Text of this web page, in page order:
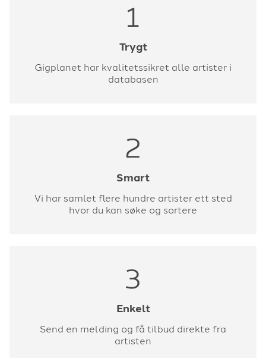
1
Trygt
Gigplanet har kvalitetssikret alle artister i
databasen
2
Smart
Vi har samlet flere hundre artister ett sted
hvor du kan søke og sortere
3
Enkelt
Send en melding og få tilbud direkte fra
artisten